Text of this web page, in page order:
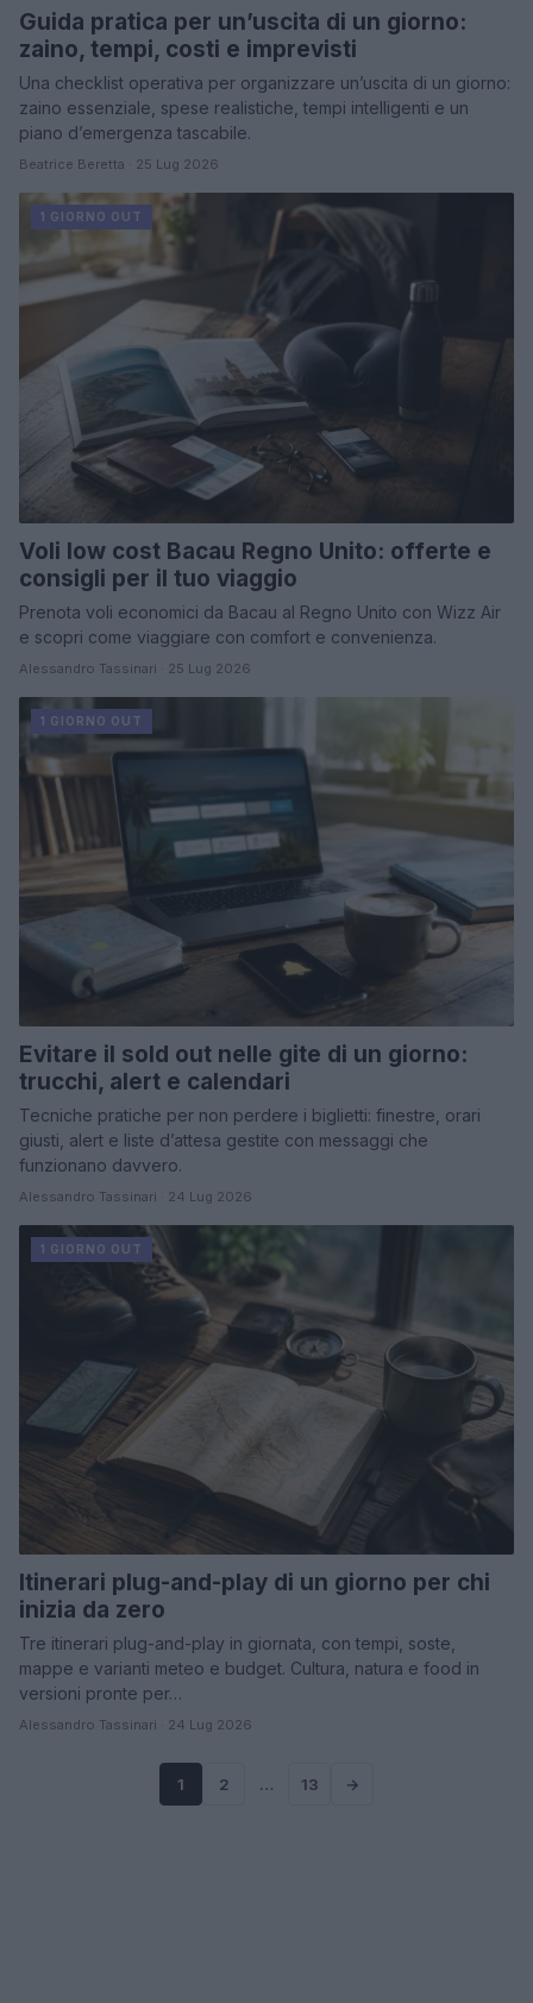
Guida pratica per un’uscita di un giorno:
zaino, tempi, costi e imprevisti
Una checklist operativa per organizzare un’uscita di un giorno:
zaino essenziale, spese realistiche, tempi intelligenti e un
piano d’emergenza tascabile.
Beatrice Beretta · 25 Lug 2026
1 GIORNO OUT
Voli low cost Bacau Regno Unito: offerte e
consigli per il tuo viaggio
Prenota voli economici da Bacau al Regno Unito con Wizz Air
e scopri come viaggiare con comfort e convenienza.
Alessandro Tassinari · 25 Lug 2026
1 GIORNO OUT
Evitare il sold out nelle gite di un giorno:
trucchi, alert e calendari
Tecniche pratiche per non perdere i biglietti: finestre, orari
giusti, alert e liste d’attesa gestite con messaggi che
funzionano davvero.
Alessandro Tassinari · 24 Lug 2026
1 GIORNO OUT
Itinerari plug-and-play di un giorno per chi
inizia da zero
Tre itinerari plug-and-play in giornata, con tempi, soste,
mappe e varianti meteo e budget. Cultura, natura e food in
versioni pronte per…
Alessandro Tassinari · 24 Lug 2026
1 2 … 13 →